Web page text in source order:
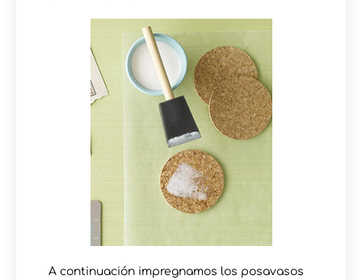
A continuación impregnamos los posavasos